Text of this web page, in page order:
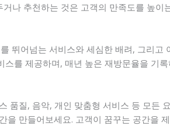
나 추천하는 것은 고객의 만족도를 높이
뛰어넘는 서비스와 세심한 배려, 그리고
를 제공하며, 매년 높은 재방문율을 기
품질, 음악, 개인 맞춤형 서비스 등 모든
만들어보세요. 고객이 꿈꾸는 공간을